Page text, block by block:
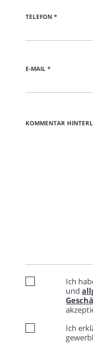
TELEFON *
E-MAIL *
KOMMENTAR
Ich
und
Ich